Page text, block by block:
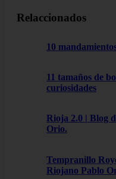
Relaccionados
10
11 tamaños de
curiosidades
Rioja 2.0 | Blog
Orio.
Tempranillo
Riojano Pablo